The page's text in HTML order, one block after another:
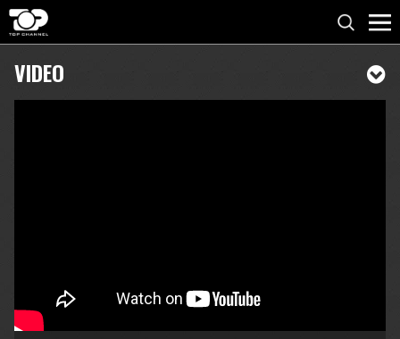
VIDEO